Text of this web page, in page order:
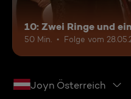
10: Zwei Ringe und
50 Min. Folge vom
Joyn Österreich